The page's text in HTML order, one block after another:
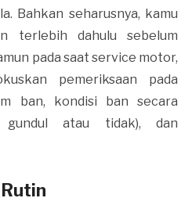
Bahkan seharusnya, kamu
terlebih dahulu sebelum
pada saat service motor,
pemeriksaan pada
ban, kondisi ban secara
gundul atau tidak), dan